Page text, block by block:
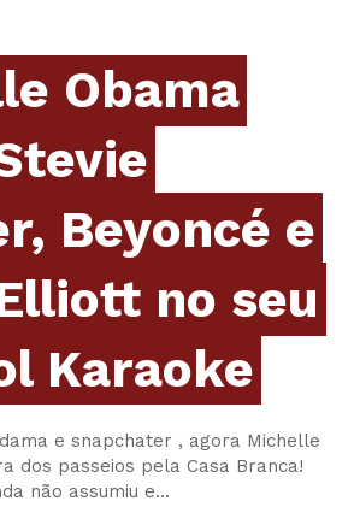
Obama
Beyoncé e
no seu
Karaoke
e snapchater , agora Michelle
dos passeios pela Casa Branca!
não assumiu e…